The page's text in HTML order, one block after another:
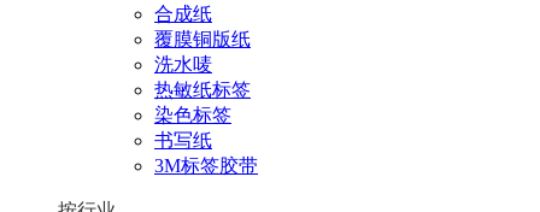
合成纸
覆膜铜版纸
洗水唛
热敏纸标签
染色标签
书写纸
3M标签胶带